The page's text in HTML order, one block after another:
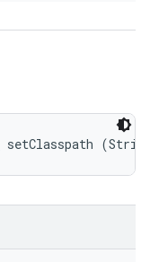
setClasspath